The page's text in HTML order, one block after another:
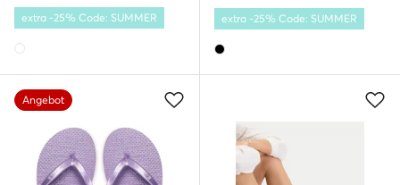
extra -25% Code: SUMMER extra -25% Code: SUMMER
Angebot